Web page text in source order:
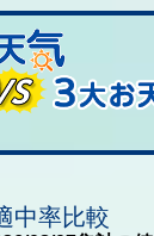
中率比較